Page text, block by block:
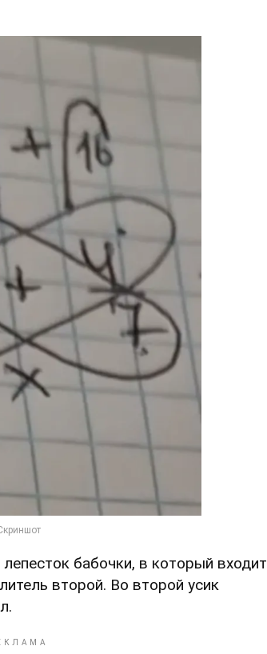
бабочки, в который входит
второй. Во второй усик